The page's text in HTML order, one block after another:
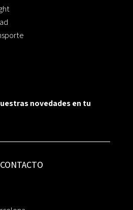
novedades en tu